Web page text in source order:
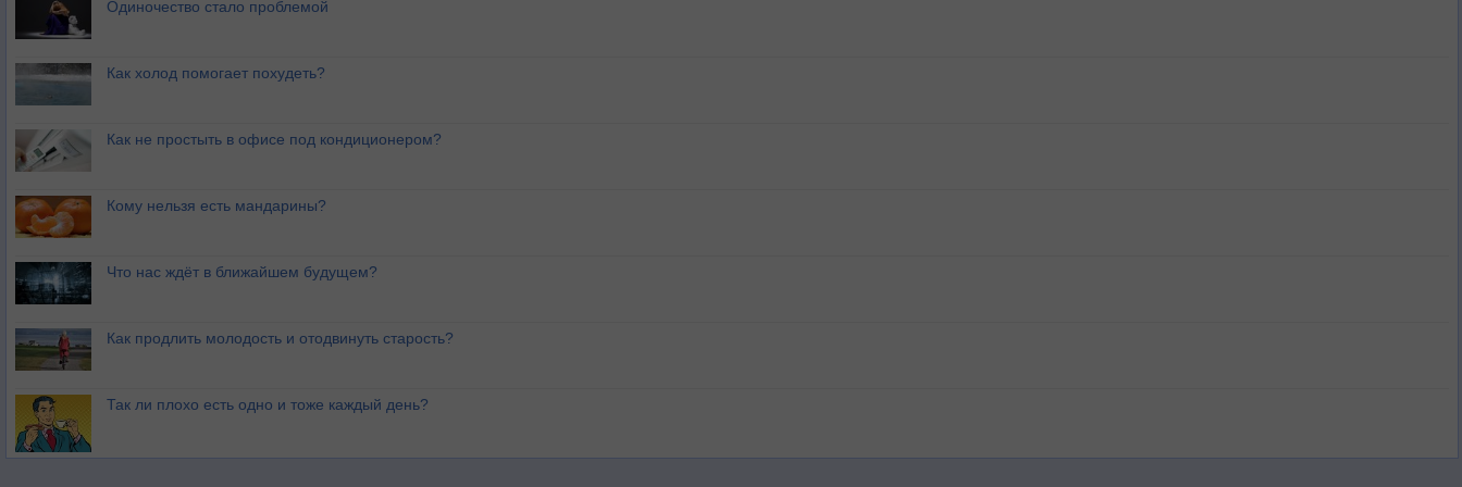
Одиночество стало проблемой
Как холод помогает похудеть?
Как не простыть в офисе под кондиционером?
Кому нельзя есть мандарины?
Что нас ждёт в ближайшем будущем?
Как продлить молодость и отодвинуть старость?
Так ли плохо есть одно и тоже каждый день?